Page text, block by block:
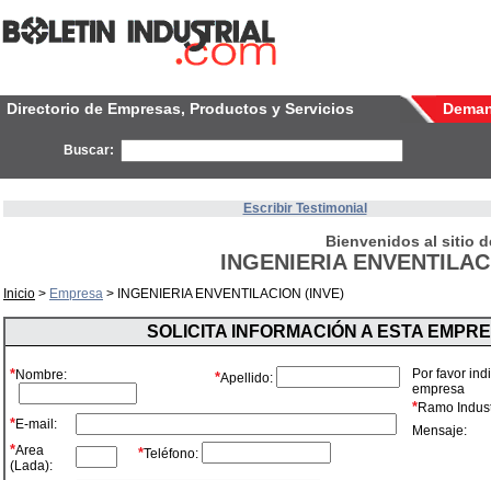
Directorio de Empresas, Productos y Servicios
Buscar:
Escribir Testimonial
Bienvenidos al sitio
INGENIERIA
Inicio > Empresa > INGENIERIA ENVENTILACION (INVE)
SOLICITA INFORMACIÓN A ESTA
*Nombre: *Apellido:
*E-mail:
*Area
(Lada):
*Teléfono:
Por favor
empresa
*Ramo
Mensaje: